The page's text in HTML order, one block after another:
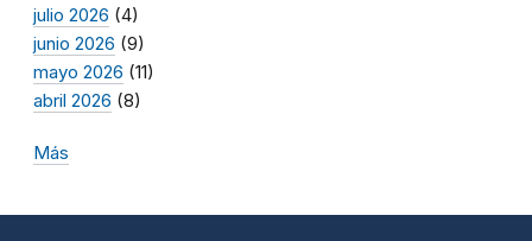
julio 2026 (4)
junio 2026 (9)
mayo 2026 (11)
abril 2026 (8)
Más